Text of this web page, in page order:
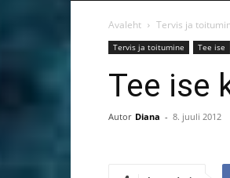
Avaleht Tervis ja
Tervis ja toitumine Tee ise
Tee ise
Autor Diana - 8. juuli 2012